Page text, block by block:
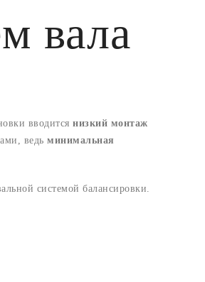
вала
вводится низкий монтаж
ведь минимальная
системой балансировки.